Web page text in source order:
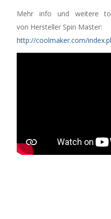
Mehr info und weitere
von Hersteller Spin Master:
http://coolmaker.com/